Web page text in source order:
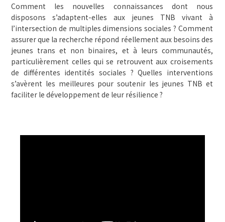
Comment les nouvelles connaissances dont nous
disposons s’adaptent-elles aux jeunes TNB vivant à
l’intersection de multiples dimensions sociales ? Comment
assurer que la recherche répond réellement aux besoins des
jeunes trans et non binaires, et à leurs communautés,
particulièrement celles qui se retrouvent aux croisements
de différentes identités sociales ? Quelles interventions
s’avèrent les meilleures pour soutenir les jeunes TNB et
faciliter le développement de leur résilience ?